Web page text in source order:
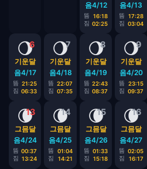
음4/12
뜸
16:18
짐 02:25
음4/13
뜸
17:28
짐 03:04
6
🌖
기운달
음4/17
뜸 21:25
짐 06:33
7
🌖
기운달
음4/18
뜸 22:07
짐 07:35
8
🌖
기운달
음4/19
뜸 22:43
짐 08:37
9
🌖
기운달
음4/20
뜸
23:15
짐 09:37
13
🌘
그믐달
음4/24
뜸 00:37
짐 13:24
14
🌘
그믐달
음4/25
뜸
01:04
짐
14:21
15
🌘
그믐달
음4/26
뜸 01:33
짐
15:18
16
🌘
그믐달
음4/27
뜸 02:05
짐
16:17